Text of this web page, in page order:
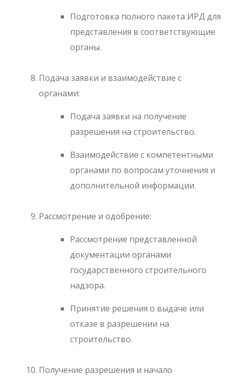
Подготовка полного пакета ИРД для
представления в соответствующие
органы.
Подача заявки и взаимодействие с
органами:
Подача заявки на получение
разрешения на строительство.
Взаимодействие с компетентными
органами по вопросам уточнения и
дополнительной информации.
Рассмотрение и одобрение:
Рассмотрение представленной
документации органами
государственного строительного
надзора.
Принятие решения о выдаче или
отказе в разрешении на
строительство.
Получение разрешения и начало